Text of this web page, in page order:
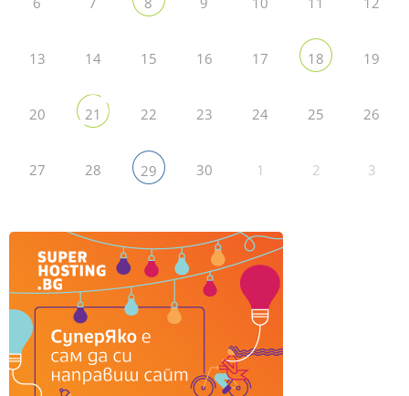
13 14 15 16 17 18 19
20 21 22 23 24 25 26
27 28 29 30 1 2 3